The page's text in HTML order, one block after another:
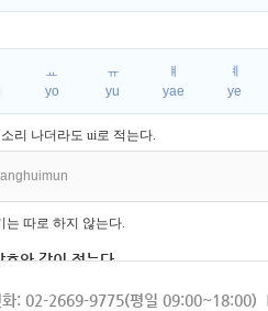
ㅛ
yo
ㅠ
yu
ㅒ
yae
ㅖ
ye
소리 나더라도 ui로 적는다.
는 따로 하지 않는다.
호와 같이 적는다.
화: 02-2669-9775(평일 09:00~18:00)